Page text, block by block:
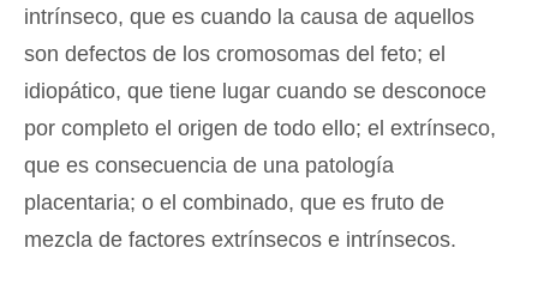
intrínseco, que es cuando la causa de aquellos
son defectos de los cromosomas del feto; el
idiopático, que tiene lugar cuando se desconoce
por completo el origen de todo ello; el extrínseco,
que es consecuencia de una patología
placentaria; o el combinado, que es fruto de
mezcla de factores extrínsecos e intrínsecos.